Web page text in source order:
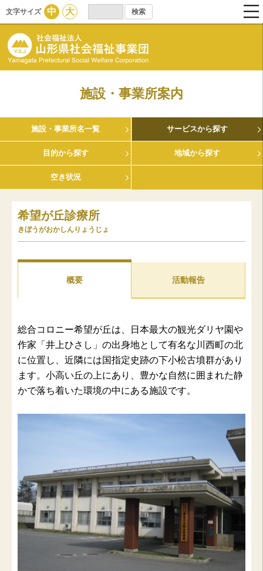
文字サイズ 中 大
施設・事業所案内
施設・事業所名一覧 サービスから探す
目的から探す 地域から探す
空き状況
希望が丘診療所
きぼうがおかしんりょうじょ
概要 活動報告
総合コロニー希望が丘は、日本最大の観光ダリヤ園や
作家「井上ひさし」の出身地として有名な川西町の北
に位置し、近隣には国指定史跡の下小松古墳群があり
ます。小高い丘の上にあり、豊かな自然に囲まれた静
かで落ち着いた環境の中にある施設です。